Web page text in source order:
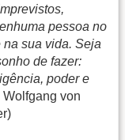
pessoa no
sua vida. Seja
de fazer:
poder e
Wolfgang von